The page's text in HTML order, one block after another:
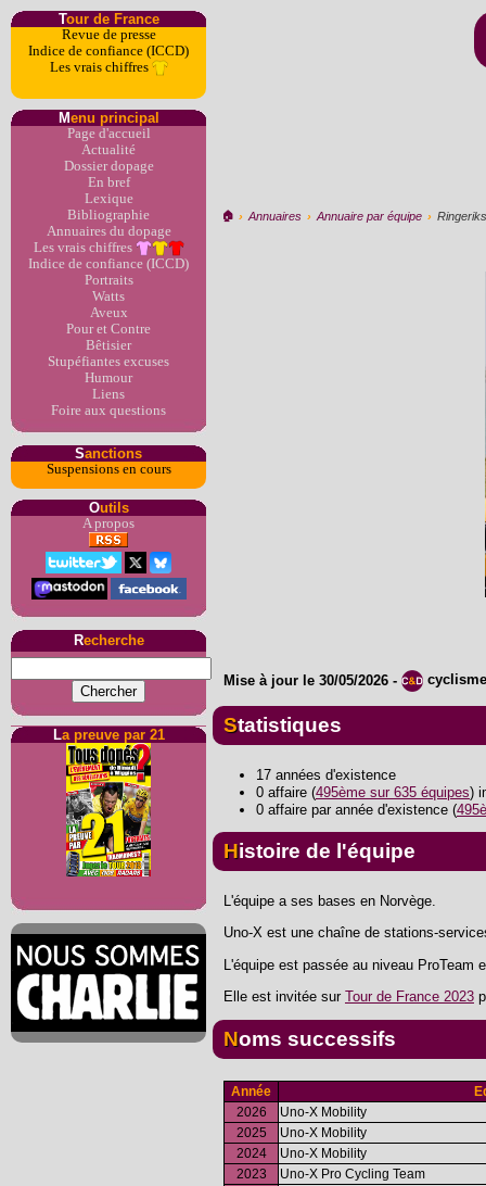
Tour de France
Revue de presse
Indice de confiance (ICCD)
Les vrais chiffres
Menu principal
Page d'accueil
Actualité
Dossier dopage
En bref
Lexique
Bibliographie
Annuaires du dopage
Les vrais chiffres
Indice de confiance (ICCD)
Portraits
Watts
Aveux
Pour et Contre
Bêtisier
Stupéfiantes excuses
Humour
Liens
Foire aux questions
Sanctions
Suspensions en cours
Outils
A propos
Recherche
La preuve par 21
🏠︎ › Annuaires › Annuaire par équipe ›
Mise à jour le 30/05/2026 -
Statistiques
17 années d'existence
0 affaire (495ème sur 635 équipes)
0 affaire par année d'existence (
Histoire de l'équipe
L'équipe a ses bases en Norvège.
Uno-X est une chaîne de stations-
L'équipe est passée au niveau ProTeam
Elle est invitée sur Tour de France 2023
Noms successifs
Année
2026
Uno-X Mobility
2025
Uno-X Mobility
2024
Uno-X Mobility
2023
Uno-X Pro Cycling Team